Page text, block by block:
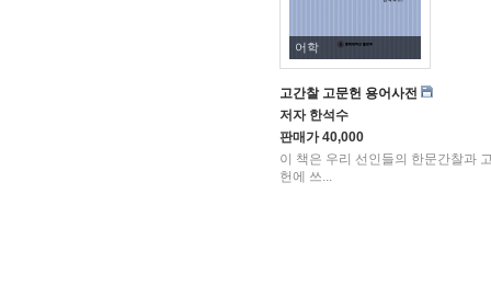
어학
고간찰 고문헌 용어사전
저자한석수
판매가40,000
이 책은 우리 선인들의 한문간찰과
헌에 쓰...